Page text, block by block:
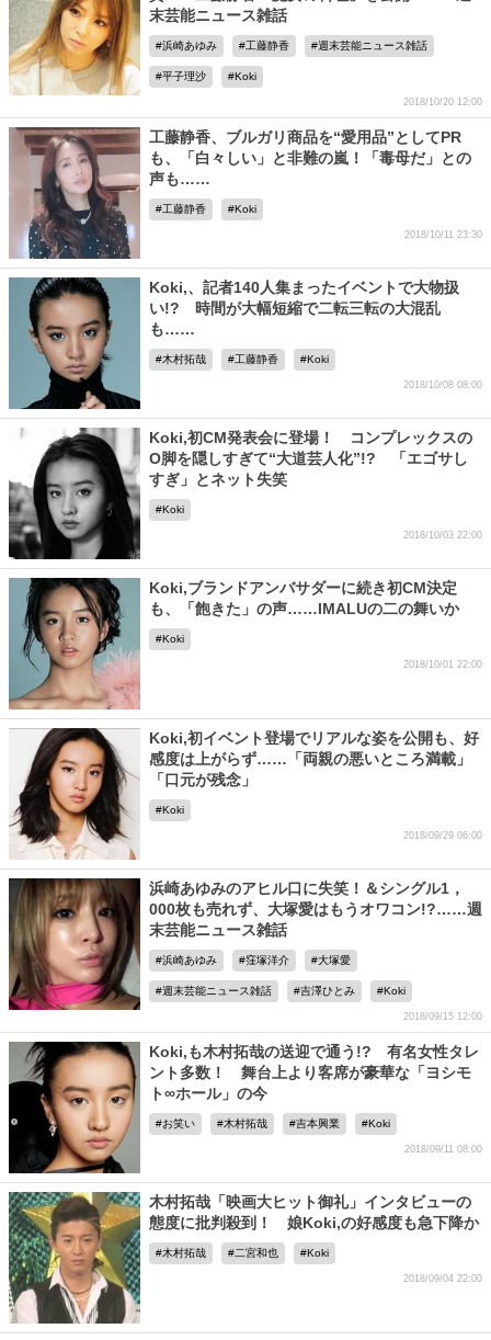
末芸能ニュース雑話
浜崎あゆみ 工藤静香 週末芸能ニュース雑話
平子理沙 Koki
2018/10/20 12:00
工藤静香、ブルガリ商品を“愛用品”としてPR
も、「白々しい」と非難の嵐！「毒母だ」との
声も……
工藤静香 Koki
2018/10/11 23:30
Koki,、記者140人集まったイベントで大物扱
い!? 時間が大幅短縮で二転三転の大混乱
も……
木村拓哉 工藤静香 Koki
2018/10/08 08:00
Koki,初CM発表会に登場！ コンプレックスの
O脚を隠しすぎて“大道芸人化”!? 「エゴサし
すぎ」とネット失笑
Koki
2018/10/03 22:00
Koki,ブランドアンバサダーに続き初CM決定
も、「飽きた」の声……IMALUの二の舞いか
Koki
2018/10/01 22:00
Koki,初イベント登場でリアルな姿を公開も、好
感度は上がらず……「両親の悪いところ満載」
「口元が残念」
Koki
2018/09/29 06:00
浜崎あゆみのアヒル口に失笑！＆シングル1，
000枚も売れず、大塚愛はもうオワコン!?……週
末芸能ニュース雑話
浜崎あゆみ 窪塚洋介 大塚愛
週末芸能ニュース雑話 吉澤ひとみ Koki
2018/09/15 12:00
Koki,も木村拓哉の送迎で通う!? 有名女性タレ
ント多数！ 舞台上より客席が豪華な「ヨシモ
ト∞ホール」の今
お笑い 木村拓哉 吉本興業 Koki
2018/09/11 08:00
木村拓哉「映画大ヒット御礼」インタビューの
態度に批判殺到！ 娘Koki,の好感度も急下降か
木村拓哉 二宮和也 Koki
2018/09/04 22:00